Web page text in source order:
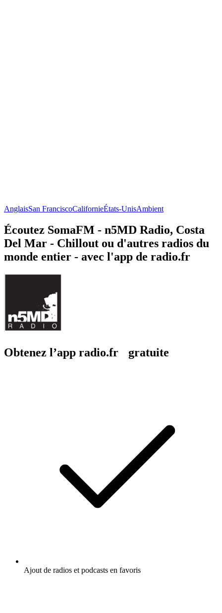
AnglaisSan FranciscoCalifornieÉtats-UnisAmbient
Écoutez SomaFM - n5MD Radio, Costa
Del Mar - Chillout ou d'autres radios du
monde entier - avec l'app de radio.fr
Obtenez l’app radio.fr gratuite
Ajout de radios et podcasts en favoris